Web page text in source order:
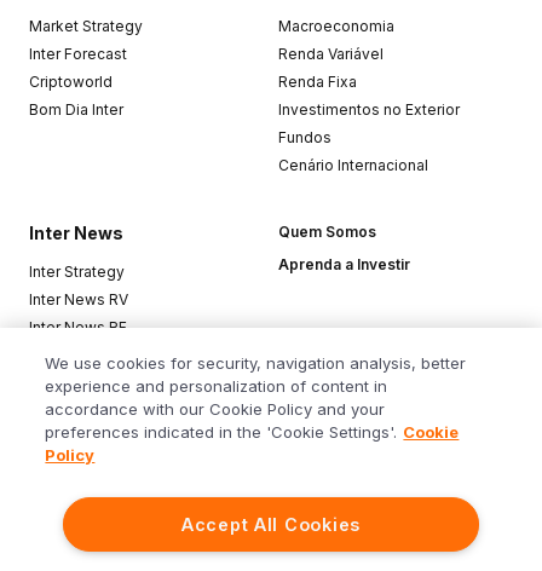
Siga o Inter
Market Strategy
Inter Forecast
Criptoworld
Bom Dia Inter
Macroeconomia
Renda Variável
Renda Fixa
Investimentos no Exterior
Fundos
Cenário Internacional
Inter News
Inter Strategy
Inter News RV
Inter News RF
Top Funds
Quem Somos
Aprenda a Investir
Baixe o app
We use cookies for security, navigation analysis, better
experience and personalization of content in
accordance with our Cookie Policy and your
preferences indicated in the 'Cookie Settings'. Cookie
Policy
Accept All Cookies